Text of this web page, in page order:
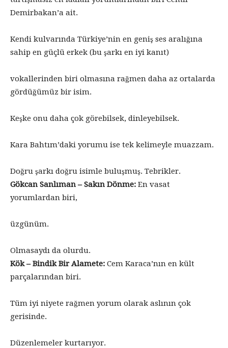
Demirbakan’a ait.
Kendi kulvarında Türkiye’nin en geniş ses aralığına
sahip en güçlü erkek (bu şarkı en iyi kanıt)
vokallerinden biri olmasına rağmen daha az ortalarda
gördüğümüz bir isim.
Keşke onu daha çok görebilsek, dinleyebilsek.
Kara Bahtım’daki yorumu ise tek kelimeyle muazzam.
Doğru şarkı doğru isimle buluşmuş. Tebrikler.
Gökcan Sanlıman – Sakın Dönme: En vasat
yorumlardan biri,
üzgünüm.
Olmasaydı da olurdu.
Kök – Bindik Bir Alamete: Cem Karaca’nın en kült
parçalarından biri.
Tüm iyi niyete rağmen yorum olarak aslının çok
gerisinde.
Düzenlemeler kurtarıyor.